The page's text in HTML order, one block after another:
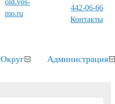
old.vos-
mo.ru
442-06-66
Контакты⁠
Округ Администрация